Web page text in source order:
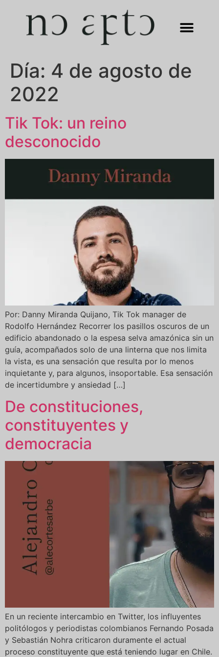
Día: 4 de agosto de
2022
Tik Tok: un reino
desconocido
Por: Danny Miranda Quijano, Tik Tok manager de
Rodolfo Hernández Recorrer los pasillos oscuros de un
edificio abandonado o la espesa selva amazónica sin un
guía, acompañados solo de una linterna que nos limita
la vista, es una sensación que resulta por lo menos
inquietante y, para algunos, insoportable. Esa sensación
de incertidumbre y ansiedad […]
De constituciones,
constituyentes y
democracia
En un reciente intercambio en Twitter, los influyentes
politólogos y periodistas colombianos Fernando Posada
y Sebastián Nohra criticaron duramente el actual
proceso constituyente que está teniendo lugar en Chile.